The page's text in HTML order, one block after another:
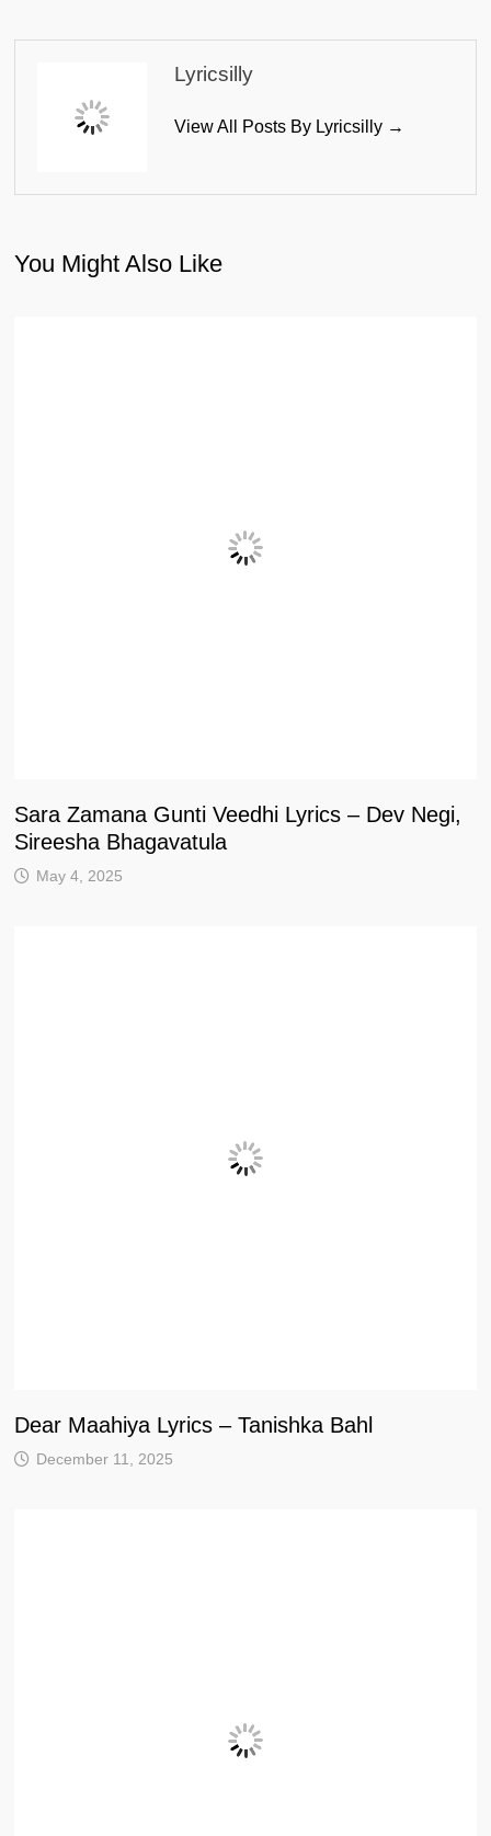
Lyricsilly
View All Posts By Lyricsilly →
You Might Also Like
Sara Zamana Gunti Veedhi Lyrics – Dev Negi,
Sireesha Bhagavatula
May 4, 2025
Dear Maahiya Lyrics – Tanishka Bahl
December 11, 2025